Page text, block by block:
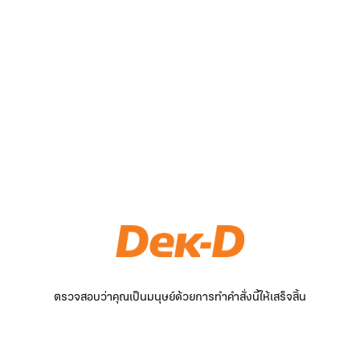
ตรวจสอบว่าคุณเป็นมนุษย์ด้วยการทำคำสั่งนี้ให้เสร็จสิ้น